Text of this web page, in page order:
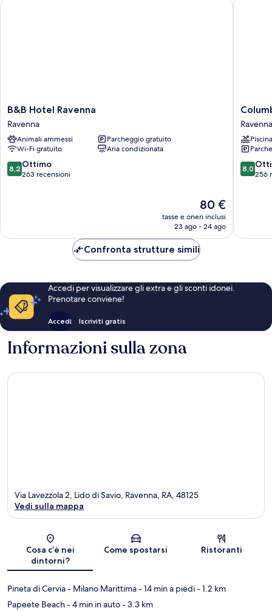
B&B
Hotel
Ravenna
Ravenna
B&B Hotel Ravenna
Ravenna
Animali ammessi
Parcheggio gratuito
Wi-Fi gratuito
Aria condizionata
8.2
su
8,2 Ottimo
263 recensioni
Il
prezzo
attuale
80 €
80 €
tasse e oneri inclusi
23 ago - 24 ago
Ravenna
Ravenna
Piscina
8.0
su
8,0
256
Confronta strutture simili
Accedi per visualizzare gli extra e gli sconti idonei.
Prenotare conviene!
Accedi Iscriviti gratis
Informazioni sulla zona
Mappa
Via Lavezzola 2, Lido di Savio, Ravenna, RA, 48125
Vedi sulla mappa
Cosa c’è nei
dintorni?
Come spostarsi Ristoranti
Pineta di Cervia - Milano Marittima- 14 min a piedi- 1.2 km
Papeete Beach- 4 min in auto- 3.3 km